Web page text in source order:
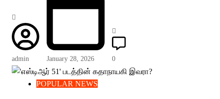
admin January 28, 2026 0
POPULAR NEWS